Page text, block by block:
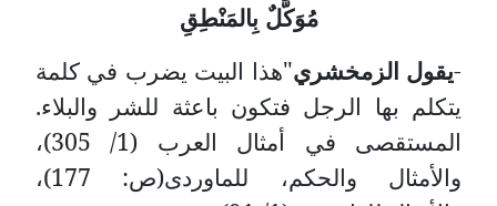
مُوَكَّلٌ بِالمَنْطِقِ
-يقول الزمخشري"هذا البيت يضرب في كلمة
يتكلم بها الرجل فتكون باعثة للشر والبلاء.
المستقصى في أمثال العرب (1/ 305)،
والأمثال والحكم، للماوردى(ص: 177)،